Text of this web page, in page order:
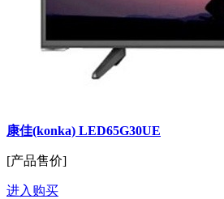
康佳(konka) LED65G30UE
[产品售价]
进入购买